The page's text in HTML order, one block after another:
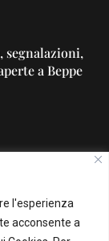
l'esperienza
acconsente a
segnalazioni,
a Beppe
PUBBLICITA'
questo Blog: